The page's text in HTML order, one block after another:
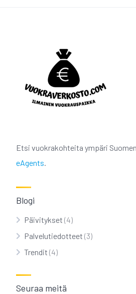
Etsi vuokrakohteita ympäri
eAgents.
Blogi
Päivitykset (4)
Palvelutiedotteet (3)
Trendit (4)
Seuraa meitä